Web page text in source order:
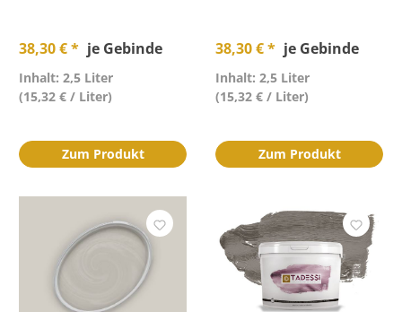
38,30 € * je Gebinde
Inhalt: 2,5 Liter
(15,32 € / Liter)
Zum Produkt
38,30 € * je Gebinde
Inhalt: 2,5 Liter
(15,32 € / Liter)
Zum Produkt